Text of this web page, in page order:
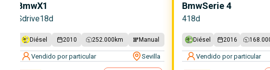
BmwX1
Sdrive18d
Diésel 2010 252.000 km Manual
Vendido por particular Sevilla
BmwSerie 4
418d
Diésel 2016
Vendido por particular